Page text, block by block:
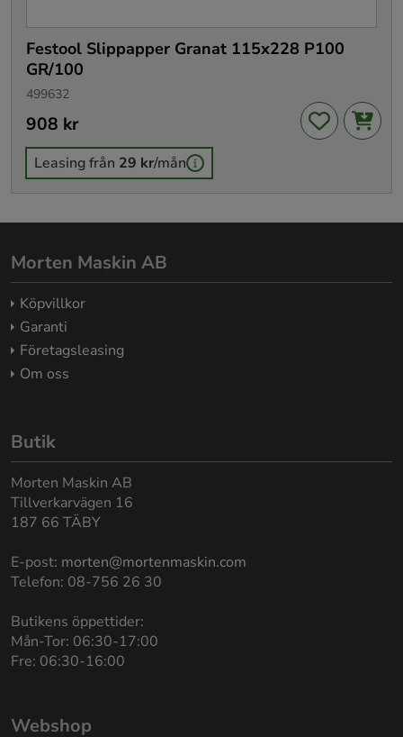
Festool Slippapper Granat 115x228 P100
GR/100
499632
Pris: 908 kr
908 kr
Leasing från 29 kr/mån
Morten Maskin AB
Köpvillkor
Garanti
Företagsleasing
Om oss
Butik
Morten Maskin AB
Tillverkarvägen 16
187 66 TÄBY
E-post: morten@mortenmaskin.com
Telefon: 08-756 26 30
Butikens öppettider:
Mån-Tor: 06:30-17:00
Fre: 06:30-16:00
Webshop